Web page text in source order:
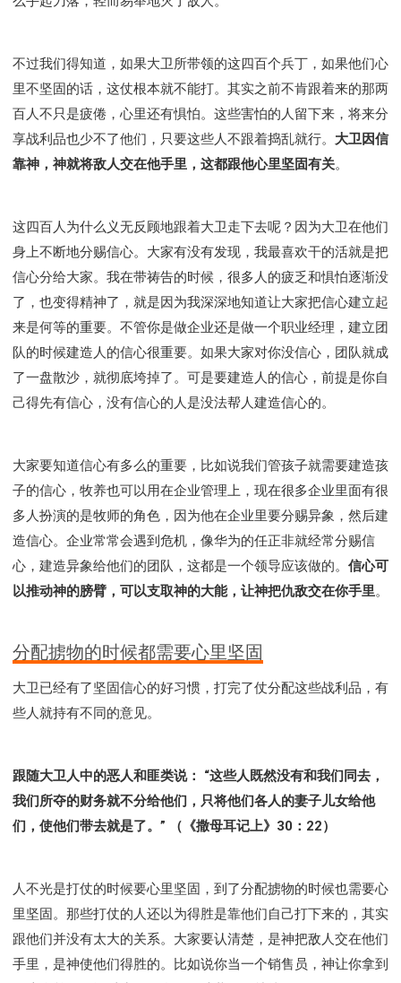
不过我们得知道，如果大卫所带领的这四百个兵丁，如果他们心
里不坚固的话，这仗根本就不能打。其实之前不肯跟着来的那两
百人不只是疲倦，心里还有惧怕。这些害怕的人留下来，将来分
享战利品也少不了他们，只要这些人不跟着捣乱就行。 大卫因信
靠神，神就将敌人交在他手里，这都跟他心里坚固有关。
这四百人为什么义无反顾地跟着大卫走下去呢？因为大卫在他们
身上不断地分赐信心。大家有没有发现，我最喜欢干的活就是把
信心分给大家。我在带祷告的时候，很多人的疲乏和惧怕逐渐没
了，也变得精神了，就是因为我深深地知道让大家把信心建立起
来是何等的重要。不管你是做企业还是做一个职业经理，建立团
队的时候建造人的信心很重要。如果大家对你没信心，团队就成
了一盘散沙，就彻底垮掉了。可是要建造人的信心，前提是你自
己得先有信心，没有信心的人是没法帮人建造信心的。
大家要知道信心有多么的重要，比如说我们管孩子就需要建造孩
子的信心，牧养也可以用在企业管理上，现在很多企业里面有很
多人扮演的是牧师的角色，因为他在企业里要分赐异象，然后建
造信心。企业常常会遇到危机，像华为的任正非就经常分赐信
心，建造异象给他们的团队，这都是一个领导应该做的。 信心可
以推动神的膀臂，可以支取神的大能，让神把仇敌交在你手里。
分配掳物的时候都需要心里坚固
大卫已经有了坚固信心的好习惯，打完了仗分配这些战利品，有
些人就持有不同的意见。
跟随大卫人中的恶人和匪类说： “这些人既然没有和我们同去，
我们所夺的财务就不分给他们，只将他们各人的妻子儿女给他
们，使他们带去就是了。” （《撒母耳记上》30：22）
人不光是打仗的时候要心里坚固，到了分配掳物的时候也需要心
里坚固。那些打仗的人还以为得胜是靠他们自己打下来的，其实
跟他们并没有太大的关系。大家要认清楚，是神把敌人交在他们
手里，是神使他们得胜的。比如说你当一个销售员，神让你拿到